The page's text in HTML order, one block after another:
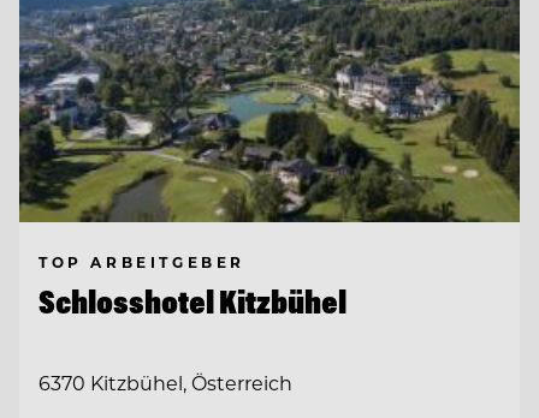
TOP ARBEITGEBER
Schlosshotel Kitzbühel
6370 Kitzbühel, Österreich